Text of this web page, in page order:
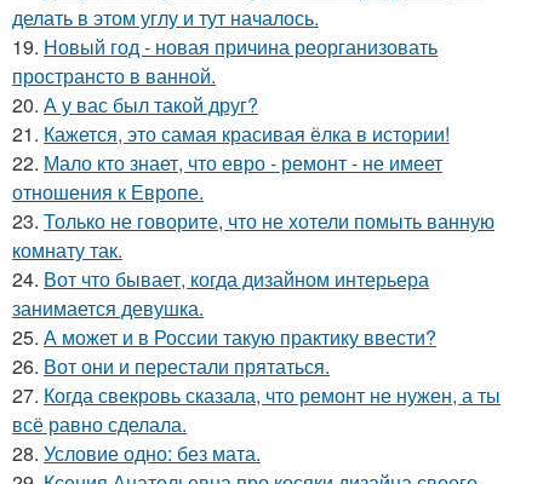
делать в этом углу и тут началось.
19. Новый год - новая причина реорганизовать
пространсто в ванной.
20. А у вас был такой друг?
21. Кажется, это самая красивая ёлка в истории!
22. Мало кто знает, что евро - ремонт - не имеет
отношения к Европе.
23. Только не говорите, что не хотели помыть ванную
комнату так.
24. Вот что бывает, когда дизайном интерьера
занимается девушка.
25. А может и в России такую практику ввести?
26. Вот они и перестали прятаться.
27. Когда свекровь сказала, что ремонт не нужен, а ты
всё равно сделала.
28. Условие одно: без мата.